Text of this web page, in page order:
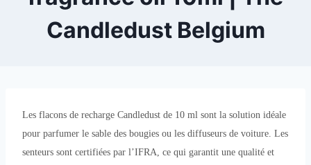
Candledust Belgium
Les flacons de recharge Candledust de 10 ml sont la solution idéale
pour parfumer le sable des bougies ou les diffuseurs de voiture. Les
senteurs sont certifiées par l’IFRA, ce qui garantit une qualité et